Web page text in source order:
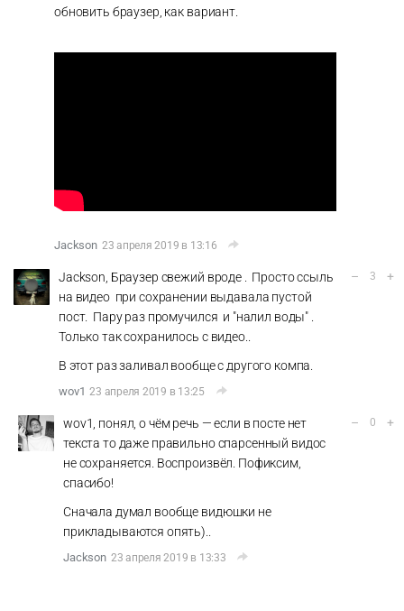
обновить браузер, как вариант.
Jackson 23 апреля 2019 в 13:16
Jackson, Браузер свежий вроде . Просто ссыль
на видео при сохранении выдавала пустой
пост. Пару раз промучился и "налил воды" .
Только так сохранилось с видео..
В этот раз заливал вообще с другого компа.
wov1 23 апреля 2019 в 13:25
– 3 +
wov1, понял, о чём речь — если в посте нет
текста то даже правильно спарсенный видос
не сохраняется. Воспроизвёл. Пофиксим,
спасибо!
Сначала думал вообще видюшки не
прикладываются опять)..
Jackson 23 апреля 2019 в 13:33
– 0 +